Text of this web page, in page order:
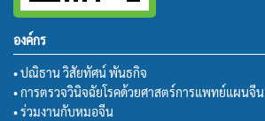
องค์กร
• ปณิธาน วิสัยทัศน์ พันธกิจ
• การตรวจวินิจฉัยโรคด้วยศาสตร์การแพทย์แผนจีน
• ร่วมงานกับหมอจีน